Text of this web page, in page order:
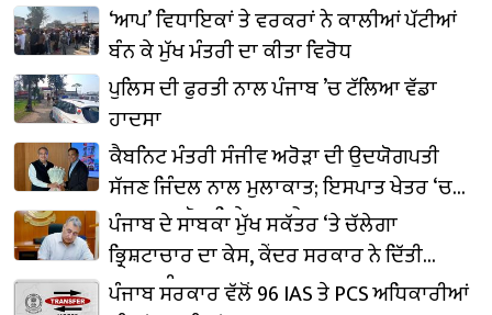
‘ਆਪ’ ਵਿਧਾਇਕਾਂ ਤੇ ਵਰਕਰਾਂ ਨੇ ਕਾਲੀਆਂ ਪੱਟੀਆਂ
ਬੰਨ ਕੇ ਮੁੱਖ ਮੰਤਰੀ ਦਾ ਕੀਤਾ ਵਿਰੋਧ
ਪੁਲਿਸ ਦੀ ਫੁਰਤੀ ਨਾਲ ਪੰਜਾਬ ’ਚ ਟੱਲਿਆ ਵੱਡਾ
ਹਾਦਸਾ
ਕੈਬਨਿਟ ਮੰਤਰੀ ਸੰਜੀਵ ਅਰੋੜਾ ਦੀ ਉਦਯੋਗਪਤੀ
ਸੱਜਣ ਜਿੰਦਲ ਨਾਲ ਮੁਲਾਕਾਤ; ਇਸਪਾਤ ਖੇਤਰ ‘ਚ
₹1,500 ਕਰੋੜ ਨਿਵੇਸ਼ ਦਾ ਐਲਾਨ
ਪੰਜਾਬ ਦੇ ਸਾਬਕਾ ਮੁੱਖ ਸਕੱਤਰ ‘ਤੇ ਚੱਲੇਗਾ
ਭ੍ਰਿਸ਼ਟਾਚਾਰ ਦਾ ਕੇਸ, ਕੇਂਦਰ ਸਰਕਾਰ ਨੇ ਦਿੱਤੀ
ਪ੍ਰਵਾਨਗੀ
ਪੰਜਾਬ ਸਰਕਾਰ ਵੱਲੋਂ 96 IAS ਤੇ PCS ਅਧਿਕਾਰੀਆਂ